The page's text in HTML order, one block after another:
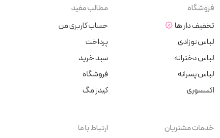
فروشگاه
تخفیف دار ها
لباس نوزادی
لباس دخترانه
لباس پسرانه
اکسسوری
مطالب مفید
حساب کاربری من
پرداخت
سبد خرید
فروشگاه
کیدز مگ
خدمات مشتریان
ارتباط با ما